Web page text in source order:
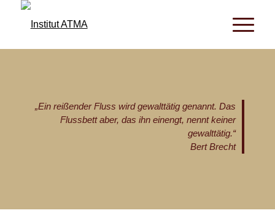
„Ein reißender Fluss wird gewalttätig genannt. Das
Flussbett aber, das ihn einengt, nennt keiner
gewalttätig.“
Bert Brecht